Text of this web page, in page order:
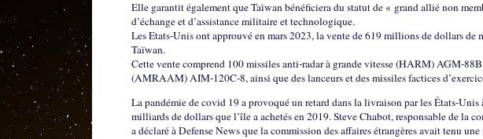
Elle garantit également que Taïwan bénéficiera du statut de « grand allié non
d’échange et d’assistance militaire et technologique.
Les Etats-Unis ont approuvé en mars 2023, la vente de 619 millions de dollars de
Taïwan.
Cette vente comprend 100 missiles anti-radar à grande vitesse (HARM) AGM-
(AMRAAM) AIM-120C-8, ainsi que des lanceurs et des missiles factices
La pandémie de covid 19 a provoqué un retard dans la livraison par les États-
milliards de dollars que l’île a achetés en 2019. Steve Chabot, responsable de la
a déclaré à Defense News que la commission des affaires étrangères avait tenu